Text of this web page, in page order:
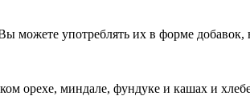
употреблять их в форме добавок,
орехе, миндале, фундуке и кашах и